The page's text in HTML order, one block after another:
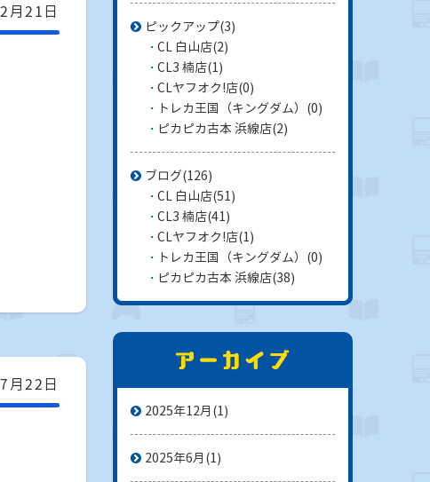
月21日
月22日
ピックアップ(3)
CL 白山店(2)
CL3 楠店(1)
CLヤフオク!店(0)
トレカ王国（キングダム） (0)
ピカピカ古本 浜線店(2)
ブログ(126)
CL 白山店(51)
CL3 楠店(41)
CLヤフオク!店(1)
トレカ王国（キングダム） (0)
ピカピカ古本 浜線店(38)
2025年12月 (1)
2025年6月 (1)